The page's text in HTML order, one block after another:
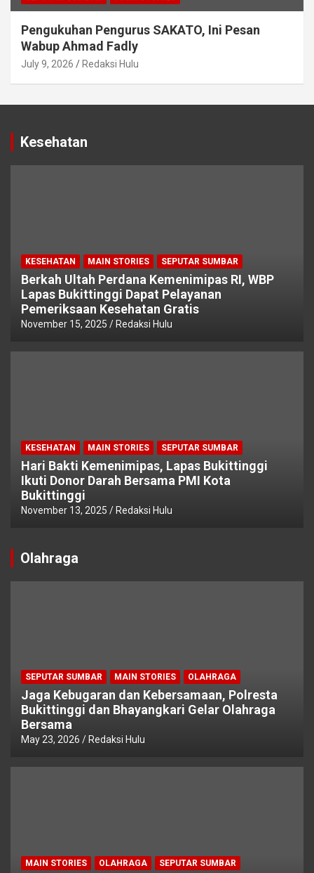
Pengukuhan Pengurus SAKATO, Ini Pesan
Wabup Ahmad Fadly
July 9, 2026 Redaksi Hulu
Kesehatan
KESEHATAN MAIN STORIES SEPUTAR SUMBAR
Berkah Ultah Perdana Kemenimipas RI, WBP
Lapas Bukittinggi Dapat Pelayanan
Pemeriksaan Kesehatan Gratis
November 15, 2025 Redaksi Hulu
KESEHATAN MAIN STORIES SEPUTAR SUMBAR
Hari Bakti Kemenimipas, Lapas Bukittinggi
Ikuti Donor Darah Bersama PMI Kota
Bukittinggi
November 13, 2025 Redaksi Hulu
Olahraga
SEPUTAR SUMBAR MAIN STORIES OLAHRAGA
Jaga Kebugaran dan Kebersamaan, Polresta
Bukittinggi dan Bhayangkari Gelar Olahraga
Bersama
May 23, 2026 Redaksi Hulu
MAIN STORIES OLAHRAGA SEPUTAR SUMBAR